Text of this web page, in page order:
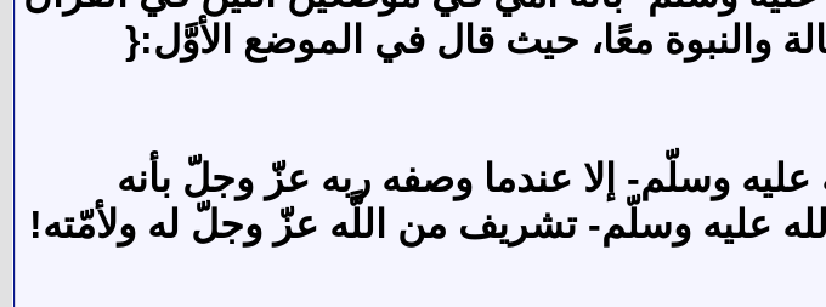
والنبوة معًا، حيث قال في الموضع الأوَّل:{
وسلّم- إلا عندما وصفه ربه عزّ وجلّ بأنه
عليه وسلّم- تشريف من اللَّه عزّ وجلّ له ولأمّته!